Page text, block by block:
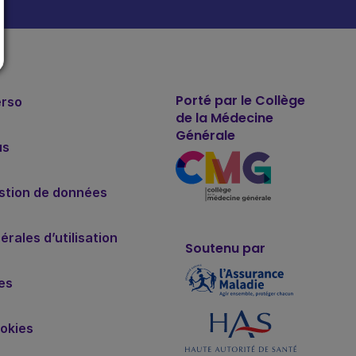
de données
d’utilisation
Porté par le Collège
de la Médecine
Générale
Soutenu par